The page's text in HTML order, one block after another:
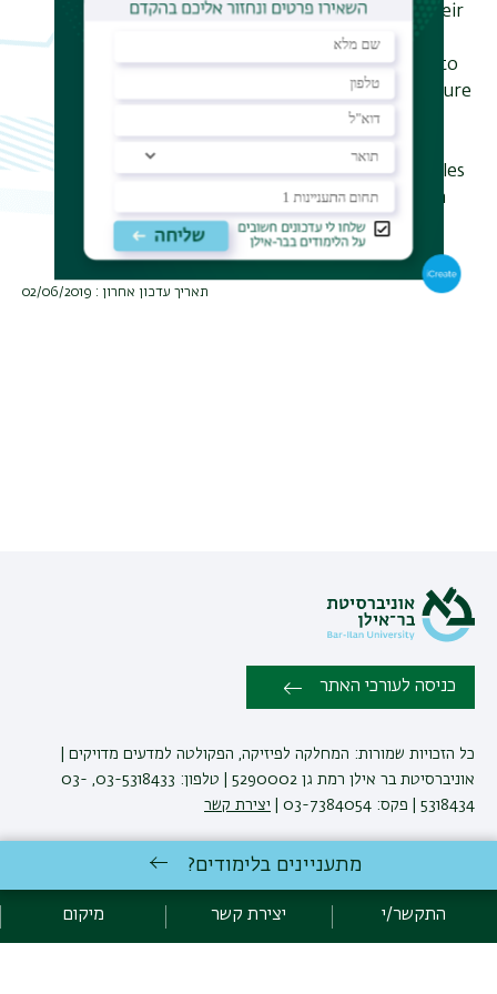
transition-times associated with their
In this talk, use will be
made of this characteristic feature to
demonstrate another inherent feature
of disordered insulators; a time-
induce a nonlocal response over scales
that may extend much further than
the localization length.
תאריך עדכון אחרון : 02/06/2019
כניסה לעורכי האתר
כל הזכויות שמורות: המחלקה לפיזיקה, הפקולטה למדעים מדויקים |
אוניברסיטת בר אילן רמת גן 5290002 | טלפון: 03-5318433, 03-
5318434 | פקס: 03-7384054 |
יצירת קשר
באוניברסיטת בר-אילן
הצהרת נגישות
מדיניות פרטיות
מתעניינים בלימודים?
התקשר/י יצירת קשר מיקום